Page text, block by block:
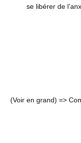
se libérer de
(Voir en grand) =>